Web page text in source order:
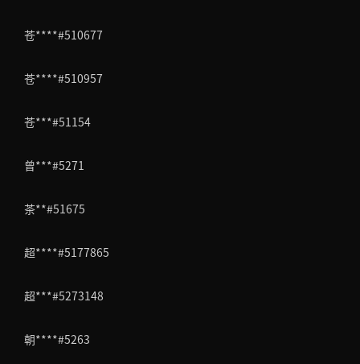
苍****#510677
苍****#510957
苍***#51154
曾***#5271
茶**#51675
超****#5177865
超***#5273148
朝****#5263